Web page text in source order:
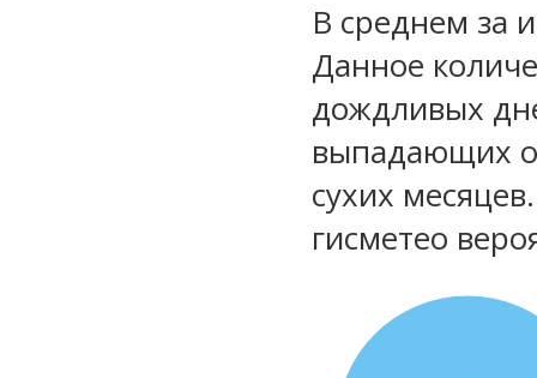
В среднем за
Данное
дождливых
выпадающих
сухих
гисметео